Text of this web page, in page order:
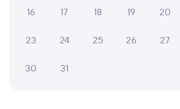
Купить жд билеты Адлер
16 17 18 19 20
23 24 25 26 27
30 31